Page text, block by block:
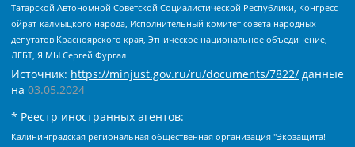
Татарской Автономной Советской Социалистической Республики, Конгресс
ойрат-калмыцкого народа, Исполнительный комитет совета народных
депутатов Красноярского края, Этническое национальное объединение,
ЛГБТ, Я.МЫ Сергей Фургал
Источник: https://minjust.gov.ru/ru/documents/7822/ данные
на 03.05.2024
* Реестр иностранных агентов:
Калининградская региональная общественная организация "Экозащита!-Женсовет", Фонд содействия защите прав и свобод граждан "Общественный вердикт", Фонд "Институт Развития Свободы Информации", Частное учреждение "Информационное агентство МЕМО. РУ", Региональная общественная организация "Общественная комиссия по сохранению наследия академика Сахарова", Фонд поддержки свободы прессы, Санкт-Петербургская общественная правозащитная организация "Гражданский контроль", Межрегиональная общественная организация "Информационно-просветительский центр "Мемориал", Региональный Фонд "Центр Защиты Прав Средств Массовой Информации", с 05.12.2023 Фонд "Центр Защиты Прав Средств массовой информации", Региональная общественная благотворительная организация помощи беженцам и мигрантам "Гражданское содействие", Негосударственное образовательное учреждение дополнительного профессионального образования (повышение квалификации) специалистов "АКАДЕМИЯ ПО ПРАВАМ ЧЕЛОВЕКА", Свердловская региональная общественная организация "Сутяжник", Автономная некоммерческая организация "Центр независимых социологических исследований", Союз общественных объединений "Российский исследовательский центр по правам человека", Региональное общественное учреждение научно-информационный центр "МЕМОРИАЛ", Некоммерческая организация "Фонд защиты гласности", Автономная некоммерческая организация "Институт прав человека", Городская общественная организация "Екатеринбургское общество "МЕМОРИАЛ", Городская общественная организация "Рязанское историко-просветительское и правозащитное общество "Мемориал" (Рязанский Мемориал), Челябинский региональный орган общественной самодеятельности – женское общественное объединение "Женщины Евразии", Челябинский региональный орган общественной самодеятельности "Уральская правозащитная группа", Фонд содействия защите здоровья и социальной справедливости имени Андрея Рылькова, Автономная Некоммерческая Организация "Аналитический Центр Юрия Левады", Автономная некоммерческая организация социальной поддержки населения "Проект Апрель", Региональная общественная организация помощи женщинам и детям, находящимся в кризисной ситуации "Информационно-методический центр "Анна", Фонд содействия развитию массовых коммуникаций и правовому просвещению "Так-так-Так", Фонд содействия устойчивому развитию "Серебряная тайга", Свердловский региональный общественный фонд социальных проектов "Новое время", "Idel.Реалии", Кавказ.Реалии, Крым.Реалии, Телеканал Настоящее Время, Татаро-башкирская служба Радио Свобода (Azatliq Radiosi), Радио Свободная Европа/Радио Свобода (PCE/PC), "Сибирь.Реалии", "Фактограф", Благотворительный фонд помощи осужденным и их семьям, Автономная некоммерческая организация "Институт глобализации и социальных движений", Фонд "В защиту прав заключенных", Частное учреждение "Центр поддержки и содействия развитию средств массовой информации", Пензенский региональный общественный благотворительный фонд "Гражданский союз", "Север.Реалии", Некоммерческая организация Фонд "Правовая инициатива", Общество с ограниченной ответственностью "Радио Свободная Европа/Радио Свобода", Чешское информационное агентство "MEDIUM-ORIENT", Красноярская региональная общественная организация "Мы против СПИДа", Камалягин Денис Николаевич, Маркелов Сергей Евгеньевич, Пономарев Лев Александрович, Савицкая Людмила Алексеевна, Автономная некоммерческая организация "Центр по работе с проблемой насилия "НАСИЛИЮ.НЕТ", Межрегиональный профессиональный союз работников здравоохранения "Альянс врачей", Юридическое лицо, зарегистрированное в Латвийской Республике, SIA "Medusa Project" (регистрационный номер 40103797863, дата регистрации 10.06.2014), Некоммерческая организация "Фонд по борьбе с коррупцией", Автономная некоммерческая организация "Институт права и публичной политики", Баданин Роман Сергеевич, Гликин Максим Александрович, Железнова Мария Михайловна, Лукьянова Юлия Сергеевна, Маетная Елизавета Витальевна, Маняхин Петр Борисович, Чуракова Ольга Владимировна, Ярош Юлия Петровна, Юридическое лицо "The Insider SIA", зарегистрированное в Риге, Латвийская Республика (дата регистрации 26.06.2015), являющееся администратором доменного имени интернет-издания "The Insider SIA", https://theins.ru, Постернак Алексей Евгеньевич, Рубин Михаил Аркадьевич, Анин Роман Александрович, Юридическое лицо Istories fonds, зарегистрированное в Латвийской Республике (регистрационный номер 50008295751, дата регистрации 24.02.2020), Великовский Дмитрий Александрович, Долинина Ирина Николаевна, Мароховская Алеся Алексеевна, Шлейнов Роман Юрьевич, Шмагун Олеся Валентиновна, Общество с ограниченной ответственностью "Альтаир 2021", Общество с ограниченной ответственностью "Вега 2021", Общество с ограниченной ответственностью "Главный редактор 2021", Общество с ограниченной ответственностью "Ромашки монолит", Важенков Артем Валерьевич, Ивановская областная общественная организация "Центр гендерных исследований", Гурман Юрий Альбертович, Медиапроект "ОВД-Инфо", Егоров Владимир Владимирович, Жилинский Владимир Александрович, Общество с ограниченной ответственностью "ЗП", Иванова София Юрьевна, Карезина Инна Павловна, Кильтау Екатерина Викторовна, Петров Алексей Викторович, Пискунов Сергей Евгеньевич, Смирнов Сергей Сергеевич, Тихонов Михаил Сергеевич, Общество с ограниченной ответственностью "ЖУРНАЛИСТ-ИНОСТРАННЫЙ АГЕНТ", Арапова Галина Юрьевна, Вольтская Татьяна Анатольевна, Американская компания "Mason G.E.S. Anonymous Foundation" (США), являющаяся владельцем интернет-издания https://mnews.world/, Компания "Stichting Bellingcat", зарегистрированная в Нидерландах (дата регистрации 11.07.2018), Захаров Андрей Вячеславович, Клепиковская Екатерина Дмитриевна, Общество с ограниченной ответственностью "МЕМО", Перл Роман Александрович, Симонов Евгений Алексеевич, Соловьева Елена Анатольевна, Сотников Даниил Владимирович, Сурначева Елизавета Дмитриевна, Автономная некоммерческая организация по защите прав человека и информированию населения "Якутия – Наше Мнение", Общество с ограниченной ответственностью "Москоу диджитал медиа", с 26.01.2023 Общество с ограниченной ответственностью "Чайка Белые сады", Ветошкина Валерия Валерьевна, Заговора Максим Александрович, Межрегиональное общественное движение "Российская ЛГБТ - сеть", Оленичев Максим Владимирович, Павлов Иван Юрьевич, Скворцова Елена Сергеевна, Общество с ограниченной ответственностью "Как бы инагент", Кочетков Игорь Викторович, Общество с ограниченной ответственностью "Честные выборы", Еланчик Олег Александрович, Общество с ограниченной ответственностью "Нобелевский призыв", Гималова Регина Эмилевна, Григорьев Андрей Валерьевич, Григорьева Алина Александровна, Ассоциация по содействию защите прав призывников, альтернативнослужащих и военнослужащих "Правозащитная группа "Гражданин.Армия.Право", Хисамова Регина Фаритовна, Автономная некоммерческая организация по реализации социально-правовых программ "Лилит", Дальневосточное общественное движение "Маяк", Санкт-Петербургская ЛГБТ-инициативная группа "Выход", Инициативная группа ЛГБТ+ "Реверс", Алексеев Андрей Викторович, Бекбулатова Таисия Львовна, Беляев Иван Михайлович, Владыкина Елена Сергеевна, Гельман Марат Александрович, Никульшина Вероника Юрьевна, Толоконникова Надежда Андреевна, Шендерович Виктор Анатольевич, Общество с ограниченной ответственностью "Данное сообщение", Общество с ограниченной ответственностью Издательский дом "Новая глава", Айнбиндер Александра Александровна, Московский комьюнити-центр для ЛГБТ+инициатив, Благотворительный фонд развития филантропии, Deutsche Welle (Германия, Kurt-Schumacher-Strasse 3, 53113 Bonn), Борзунова Мария Михайловна, Воробьев Виктор Викторович, Голубева Анна Львовна, Константинова Алла Михайловна, Малкова Ирина Владимировна, Мурадов Мурад Абдулгалимович, Осетинская Елизавета Николаевна, Понасенков Евгений Николаевич, Ганапольский Матвей Юрьевич, Киселев Евгений Алексеевич, Борухович Ирина Григорьевна, Дремин Иван Тимофеевич, Дубровский Дмитрий Викторович, Красноярская региональная общественная организация поддержки и развития альтернативных образовательных технологий и межкультурных коммуникаций "ИНТЕРРА", Маяковская Екатерина Алексеевна, Фейгин Марк Захарович, Филимонов Андрей Викторович, Дзугкоева Регина Николаевна, Доброхотов Роман Александрович, Дудь Юрий Александрович, Елкин Сергей Владимирович, Кругликов Кирилл Игоревич, Сабунаева Мария Леонидовна, Семенов Алексей Владимирович, Шаинян Карен Багратович, Шульман Екатерина Михайловна, Асафьев Артур Валерьевич, Вахштайн Виктор Семенович, Венедиктов Алексей Алексеевич, Лушникова Екатерина Евгеньевна, Волков Леонид Михайлович, Невзоров Александр Глебович, Пархоменко Сергей Борисович, Сироткин Ярослав Николаевич, Кара-Мурза Владимир Владимирович, Баранова Наталья Владимировна, Гозман Леонид Яковлевич, Кагарлицкий Борис Юльевич, Климарев Михаил Валерьевич, Милов Владимир Станиславович, Автономная некоммерческая организация Краснодарский центр современного искусства "Типография", Моргенштерн Алишер Тагирович, Соболь Любовь Эдуардовна, Общество с ограниченной ответственностью "ЛИЗА НОРМ", Каспаров Гарри Кимович, Ходорковский Михаил Борисович, Общество с ограниченной ответственностью "Апрельские тезисы", Данилович Ирина Брониславовна, Кашин Олег Владимирович, Петров Николай Владимирович, Пивоваров Алексей Владимирович, Соколов Михаил Владимирович, Цветкова Юлия Владимировна, Чичваркин Евгений Александрович, Комитет против пыток/Команда против пыток, Общество с ограниченной ответственностью "Первый научный", Общество с ограниченной ответственностью "Вертолет и ко", Белоцерковская Вероника Борисовна, Кац Максим Евгеньевич, Лазарева Татьяна Юрьевна, Шаведдинов Руслан Табризович, Яшин Илья Валерьевич, Общество с ограниченной ответственностью "Иноагент ААВ", Алешковский Дмитрий Петрович, Альбац Евгения Марковна, Быков Дмитрий Львович, Галямина Юлия Евгеньевна, Лойко Сергей Леонидович, Мартынов Кирилл Константинович, Медведев Сергей Александрович, Крашенинников Федор Геннадиевич, Гордеева Катерина Вл